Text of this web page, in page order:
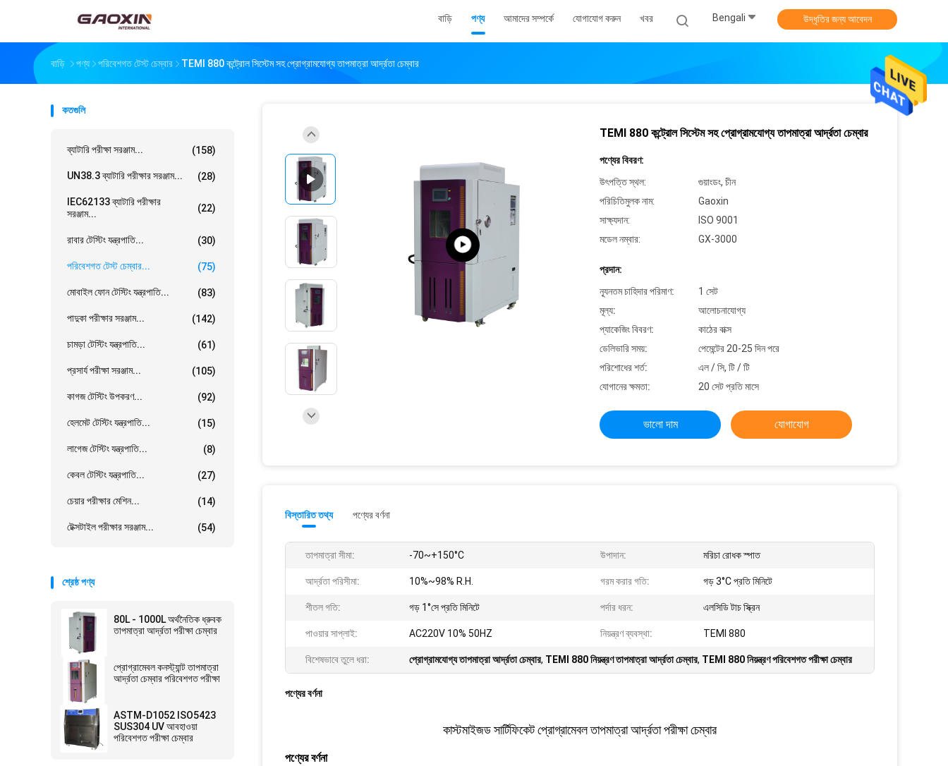
বাড়ি পণ্য আমাদের সম্পর্কে যোগাযোগ করুন খবর Bengali উদ্ধৃতির জন্য আবেদন
বাড়ি পণ্য পরিবেশগত টেস্ট চেম্বার TEMI 880 কন্ট্রোল সিস্টেম সহ প্রোগ্রামযোগ্য তাপমাত্রা আর্দ্রতা চেম্বার
কতগুলি
ব্যাটারি পরীক্ষা সরঞ্জাম... (158)
UN38.3 ব্যাটারি পরীক্ষার সরঞ্জাম... (28)
IEC62133 ব্যাটারি পরীক্ষার
সরঞ্জাম...
(22)
রাবার টেস্টিং যন্ত্রপাতি... (30)
পরিবেশগত টেস্ট চেম্বার... (75)
মোবাইল ফোন টেস্টিং যন্ত্রপাতি... (83)
পাদুকা পরীক্ষার সরঞ্জাম... (142)
চামড়া টেস্টিং যন্ত্রপাতি... (61)
প্রসার্য পরীক্ষা সরঞ্জাম... (105)
কাগজ টেস্টিং উপকরণ... (92)
হেলমেট টেস্টিং যন্ত্রপাতি... (15)
লাগেজ টেস্টিং যন্ত্রপাতি... (8)
কেবল টেস্টিং যন্ত্রপাতি... (27)
চেয়ার পরীক্ষার মেশিন... (14)
টেক্সটাইল পরীক্ষার সরঞ্জাম... (54)
শ্রেষ্ঠ পণ্য
80L - 1000L অর্থনৈতিক ধ্রুবক
তাপমাত্রা আর্দ্রতা পরীক্ষা চেম্বার
প্রোগ্রামেবল কনস্ট্যান্ট তাপমাত্রা
আর্দ্রতা চেম্বার পরিবেশগত পরীক্ষা
ASTM-D1052 ISO5423
SUS304 UV আবহাওয়া
পরিবেশগত পরীক্ষা চেম্বার
TEMI 880 কন্ট্রোল সিস্টেম সহ প্রোগ্রামযোগ্য তাপমাত্রা আর্দ্রতা চেম্বার
পণ্যের বিবরণ:
উৎপত্তি স্থল:
গুয়াংডং, চীন
পরিচিতিমুলক নাম:
Gaoxin
সাক্ষ্যদান:
ISO 9001
মডেল নম্বার:
GX-3000
প্রদান:
ন্যূনতম চাহিদার পরিমাণ:
1 সেট
মূল্য:
আলোচনাযোগ্য
প্যাকেজিং বিবরণ:
কাঠের বাক্স
ডেলিভারি সময়:
পেমেন্টের 20-25 দিন পরে
পরিশোধের শর্ত:
এল / সি, টি / টি
যোগানের ক্ষমতা:
20 সেট প্রতি মাসে
ভালো দাম যোগাযোগ
বিস্তারিত তথ্য পণ্যের বর্ণনা
তাপমাত্রা সীমা: -70~+150°C উপাদান: মরিচা রোধক স্পাত
আর্দ্রতা পরিসীমা: 10%~98% R.H. গরম করার গতি: গড় 3°C প্রতি মিনিটে
শীতল গতি: গড় 1°সে প্রতি মিনিটে পর্দার ধরন: এলসিডি টাচ স্ক্রিন
পাওয়ার সাপ্লাই: AC220V 10% 50HZ নিয়ন্ত্রণ ব্যবস্থা: TEMI 880
বিশেষভাবে তুলে ধরা: প্রোগ্রামযোগ্য তাপমাত্রা আর্দ্রতা চেম্বার, TEMI 880 নিয়ন্ত্রণ তাপমাত্রা আর্দ্রতা চেম্বার, TEMI 880 নিয়ন্ত্রণ পরিবেশগত পরীক্ষা চেম্বার
পণ্যের বর্ণনা
কাস্টমাইজড সার্টিফিকেট প্রোগ্রামেবল তাপমাত্রা আর্দ্রতা পরীক্ষা চেম্বার
পণ্যের বর্ণনা